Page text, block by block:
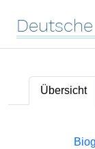
Deutsche
Übersicht